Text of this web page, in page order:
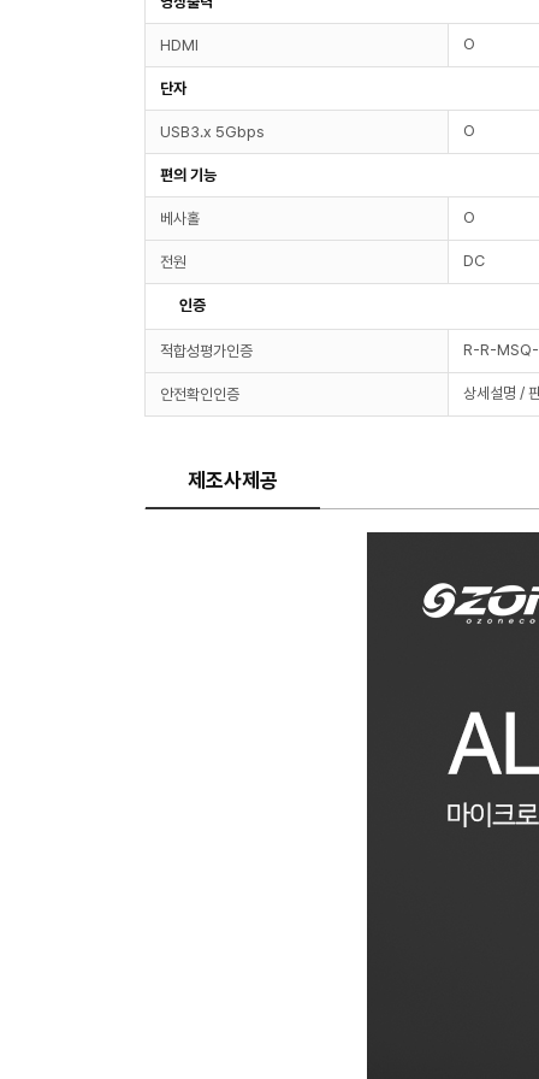
HDMI O
단자
USB3.x 5Gbps O
편의 기능
베사홀 O
전원 DC
인증
적합성평가인증 R-R-
안전확인인증 상세설명 /
제조사제공